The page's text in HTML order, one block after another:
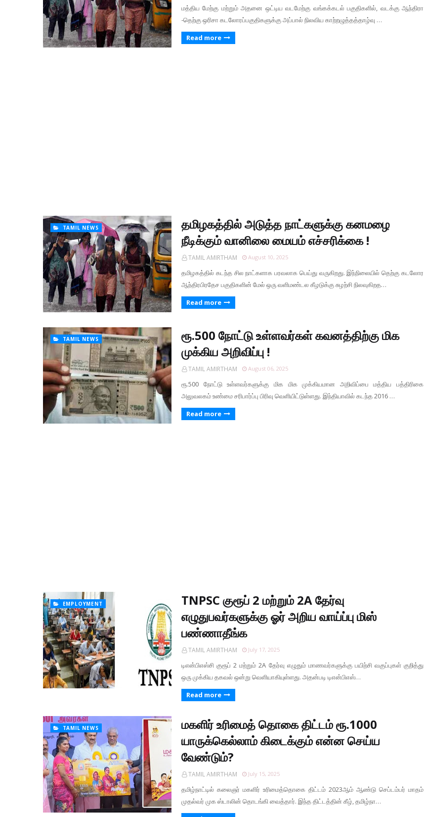
மத்திய மேற்கு மற்றும் அதனை ஒட்டிய வடமேற்கு வங்கக்கடல் பகுதிகளில், வடக்கு ஆந்திரா
-தெற்கு ஒரிசா கடலோரப்பகுதிகளுக்கு அப்பால் நிலவிய காற்றழுத்தத்தாழ்வு …
Read more
TAMIL NEWS
தமிழகத்தில் அடுத்த நாட்களுக்கு கனமழை
நீடிக்கும் வானிலை மையம் எச்சரிக்கை !
TAMIL AMIRTHAM August 10, 2025
தமிழகத்தில் கடந்த சில நாட்களாக பரவலாக பெய்து வருகிறது. இந்நிலையில் தெற்கு கடலோர
ஆந்திரபிரதேச பகுதிகளின் மேல் ஒரு வளிமண்டல கீழடுக்கு சுழற்சி நிலவுகிறத…
Read more
TAMIL NEWS
ரூ.500 நோட்டு உள்ளவர்கள் கவனத்திற்கு மிக
முக்கிய அறிவிப்பு !
TAMIL AMIRTHAM August 06, 2025
ரூ.500 நோட்டு உள்ளவர்களுக்கு மிக மிக முக்கியமான அறிவிப்பை மத்திய பத்திரிகை
அலுவலகம் உண்மை சரிபார்ப்பு பிரிவு வெளியிட்டுள்ளது. இந்தியாவில் கடந்த 2016 …
Read more
EMPLOYMENT
TNPSC குரூப் 2 மற்றும் 2A தேர்வு
எழுதுபவர்களுக்கு ஓர் அறிய வாய்ப்பு மிஸ்
பண்ணாதீங்க
TAMIL AMIRTHAM July 17, 2025
டிஎன்பிஎஸ்சி குரூப் 2 மற்றும் 2A தேர்வு எழுதும் மாணவர்களுக்கு பயிற்சி வகுப்புகள் குறித்து
ஒரு முக்கிய தகவல் ஒன்று வெளியாகியுள்ளது. அதன்படி டிஎன்பிஎஸ்…
Read more
TAMIL NEWS
மகளிர் உரிமைத் தொகை திட்டம் ரூ.1000
யாருக்கெல்லாம் கிடைக்கும் என்ன செய்ய
வேண்டும்?
TAMIL AMIRTHAM July 15, 2025
தமிழ்நாட்டில் கலைஞர் மகளிர் உரிமைத்தொகை திட்டம் 2023ஆம் ஆண்டு செப்டம்பர் மாதம்
முதல்வர் முக ஸ்டாலின் தொடங்கி வைத்தார். இந்த திட்டத்தின் கீழ், தமிழ்நா…